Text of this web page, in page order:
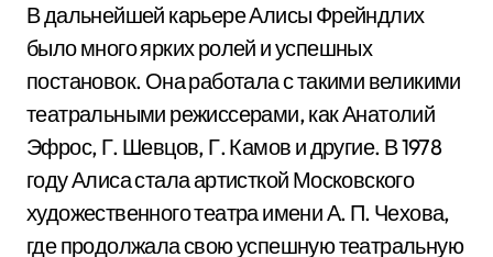
В дальнейшей карьере Алисы Фрейндлих
было много ярких ролей и успешных
постановок. Она работала с такими великими
театральными режиссерами, как Анатолий
Эфрос, Г. Шевцов, Г. Камов и другие. В 1978
году Алиса стала артисткой Московского
художественного театра имени А. П. Чехова,
где продолжала свою успешную театральную